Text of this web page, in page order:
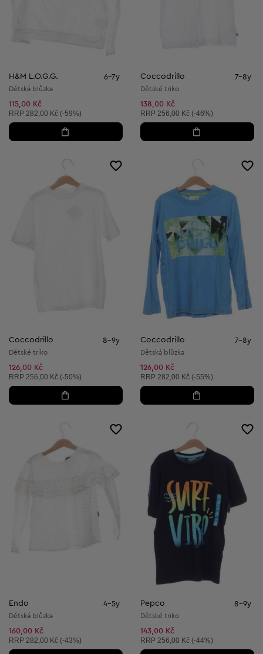
H&M L.O.G.G. 6-7y
Dětská blůzka
115,00 Kč
Doporučená cena:
RRP 282,00 Kč (-59%)
Coccodrillo 7-8y
Dětské triko
138,00 Kč
Doporučená cena:
RRP 256,00 Kč (-46%)
Coccodrillo 8-9y
Dětské triko
126,00 Kč
Doporučená cena:
RRP 256,00 Kč (-50%)
Coccodrillo 7-8y
Dětská blůzka
126,00 Kč
Doporučená cena:
RRP 282,00 Kč (-55%)
Endo 4-5y
Dětská blůzka
160,00 Kč
Doporučená cena:
RRP 282,00 Kč (-43%)
Pepco 8-9y
Dětské triko
143,00 Kč
Doporučená cena:
RRP 256,00 Kč (-44%)